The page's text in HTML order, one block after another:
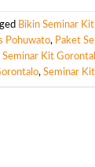
Bikin Seminar
Pohuwato, Paket
Seminar Kit
, Seminar